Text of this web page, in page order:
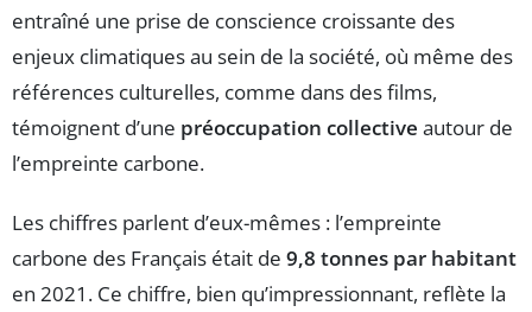
entraîné une prise de conscience croissante des
enjeux climatiques au sein de la société, où même des
références culturelles, comme dans des films,
témoignent d’une préoccupation collective autour de
l’empreinte carbone.
Les chiffres parlent d’eux-mêmes : l’empreinte
carbone des Français était de 9,8 tonnes par habitant
en 2021. Ce chiffre, bien qu’impressionnant, reflète la